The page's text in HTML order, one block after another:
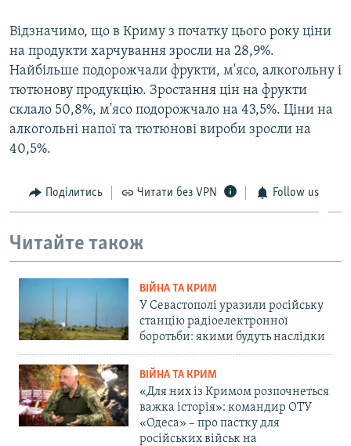
Відзначимо, що в Криму з початку цього року ціни
на продукти харчування зросли на 28,9%.
Найбільше подорожчали фрукти, м'ясо, алкогольну і
тютюнову продукцію. Зростання цін на фрукти
склало 50,8%, м'ясо подорожчало на 43,5%. Ціни на
алкогольні напої та тютюнові вироби зросли на
40,5%.
Поділитись Читати без VPN Follow us
Читайте також
ВІЙНА ТА КРИМ
У Севастополі уразили російську
станцію радіоелектронної
боротьби: якими будуть наслідки
ВІЙНА ТА КРИМ
«Для них із Кримом розпочнеться
важка історія»: командир ОТУ
«Одеса» – про пастку для
російських військ на